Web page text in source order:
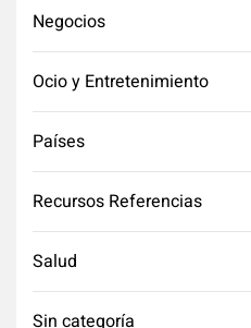
Negocios
Ocio y Entretenimiento
Países
Recursos Referencias
Salud
Sin categoría